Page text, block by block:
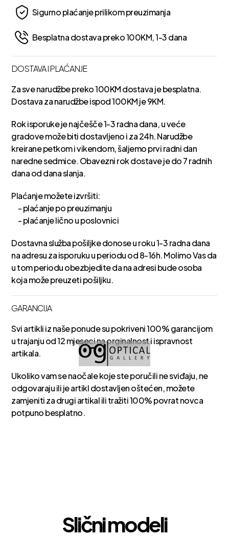
Sigurno plaćanje prilikom preuzimanja
Besplatna dostava preko 100KM, 1-3 dana
DOSTAVA I PLAĆANJE
Za sve narudžbe preko 100KM dostava je besplatna.
Dostava za narudžbe ispod 100KM je 9KM.
Rok isporuke je najčešče 1-3 radna dana, u veće
gradove može biti dostavljeno i za 24h. Narudžbe
kreirane petkom i vikendom, šaljemo prvi radni dan
naredne sedmice. Obavezni rok dostave je do 7 radnih
dana od dana slanja.
Plaćanje možete izvršiti:
- plaćanje po preuzimanju
- plaćanje lično u poslovnici
Dostavna služba pošiljke donose u roku 1-3 radna dana
na adresu za isporuku u periodu od 8-16h. Molimo Vas da
u tom periodu obezbjedite da na adresi bude osoba
koja može preuzeti pošiljku.
GARANCIJA
Svi artikli iz naše ponude su pokriveni 100% garancijom
u trajanju od 12 mjeseci na orginalnost i ispravnost
artikala.
Ukoliko vam se naočale koje ste poručili ne sviđaju, ne
odgovaraju ili je artikl dostavljen oštećen, možete
zamjeniti za drugi artikal ili tražiti 100% povrat novca
potpuno besplatno.
Slični modeli